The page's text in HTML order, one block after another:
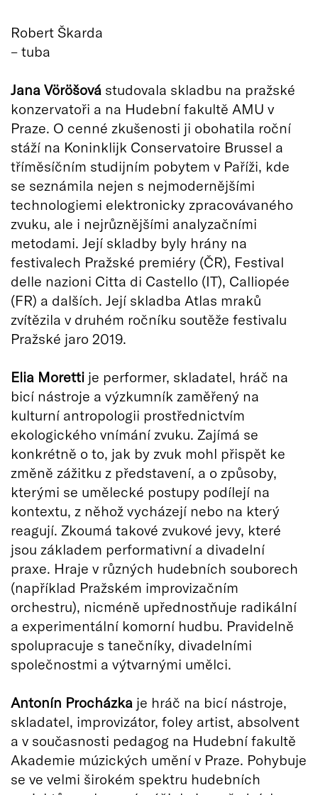
Robert Škarda
– tuba
Jana Vöröšová studovala skladbu na pražské
konzervatoři a na Hudební fakultě AMU v
Praze. O cenné zkušenosti ji obohatila roční
stáží na Koninklijk Conservatoire Brussel a
tříměsíčním studijním pobytem v Paříži, kde
se seznámila nejen s nejmodernějšími
technologiemi elektronicky zpracovávaného
zvuku, ale i nejrůznějšími analyzačními
metodami. Její skladby byly hrány na
festivalech Pražské premiéry (ČR), Festival
delle nazioni Citta di Castello (IT), Calliopée
(FR) a dalších. Její skladba Atlas mraků
zvítězila v druhém ročníku soutěže festivalu
Pražské jaro 2019.
Elia Moretti je performer, skladatel, hráč na
bicí nástroje a výzkumník zaměřený na
kulturní antropologii prostřednictvím
ekologického vnímání zvuku. Zajímá se
konkrétně o to, jak by zvuk mohl přispět ke
změně zážitku z představení, a o způsoby,
kterými se umělecké postupy podílejí na
kontextu, z něhož vycházejí nebo na který
reagují. Zkoumá takové zvukové jevy, které
jsou základem performativní a divadelní
praxe. Hraje v různých hudebních souborech
(například Pražském improvizačním
orchestru), nicméně upřednostňuje radikální
a experimentální komorní hudbu. Pravidelně
spolupracuje s tanečníky, divadelními
společnostmi a výtvarnými umělci.
Antonín Procházka je hráč na bicí nástroje,
skladatel, improvizátor, foley artist, absolvent
a v současnosti pedagog na Hudební fakultě
Akademie múzických umění v Praze. Pohybuje
se ve velmi širokém spektru hudebních